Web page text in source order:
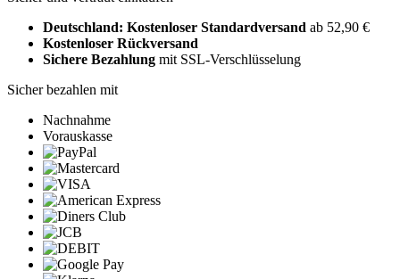
Deutschland: Kostenloser Standardversand ab 52,90 €
Kostenloser Rückversand
Sichere Bezahlung mit SSL-Verschlüsselung
Sicher bezahlen mit
Nachnahme
Vorauskasse